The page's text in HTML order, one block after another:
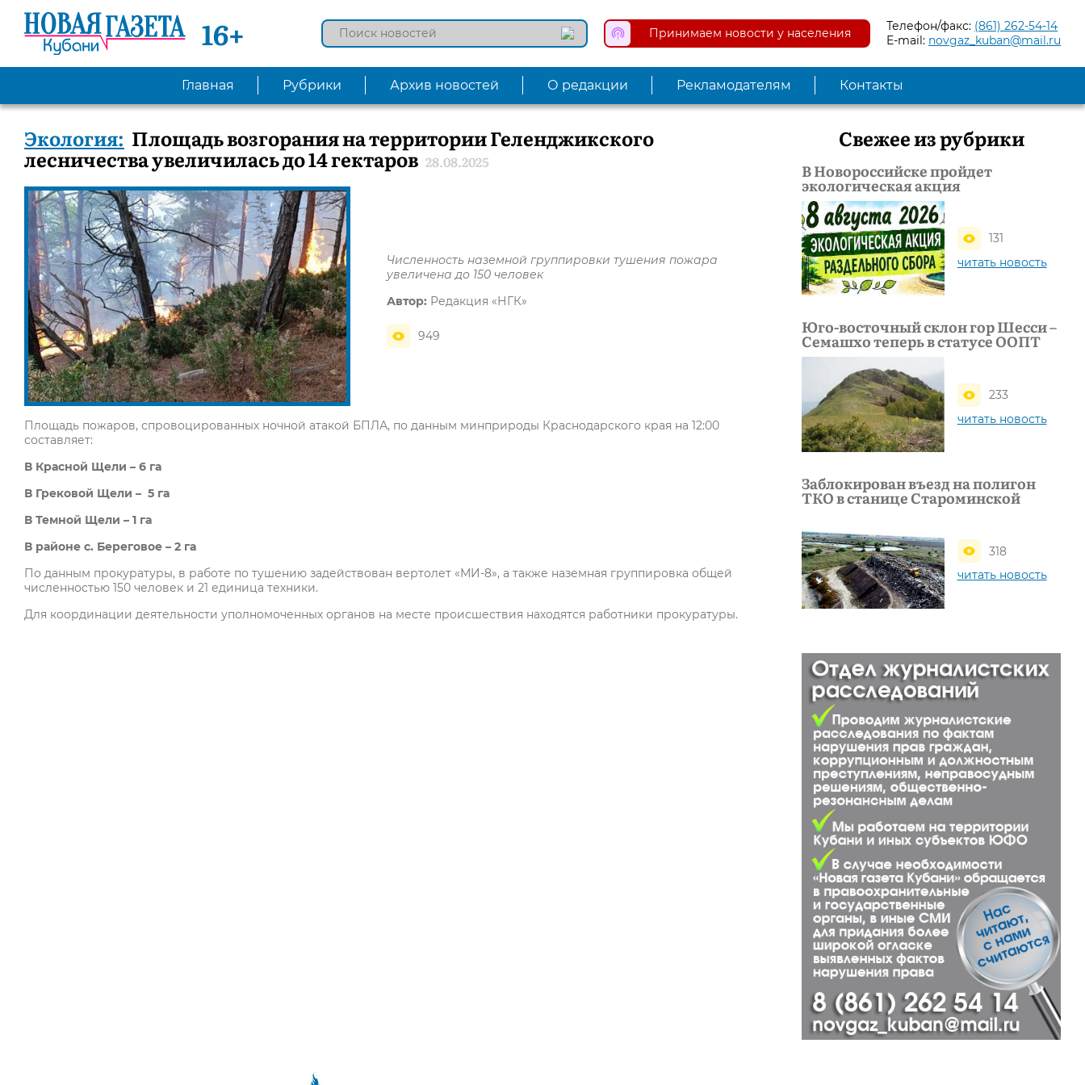
16+ Принимаем новости у населения Телефон/факс: (861) 262-54-14
E-mail: novgaz_kuban@mail.ru
Главная Рубрики Архив новостей О редакции Рекламодателям Контакты
Экология: Площадь возгорания на территории Геленджикского
лесничества увеличилась до 14 гектаров 28.08.2025
Численность наземной группировки тушения пожара
увеличена до 150 человек
Автор: Редакция «НГК»
949
Площадь пожаров, спровоцированных ночной атакой БПЛА, по данным минприроды Краснодарского края на 12:00
составляет:
В Красной Щели – 6 га
В Грековой Щели – 5 га
В Темной Щели – 1 га
В районе с. Береговое – 2 га
По данным прокуратуры, в работе по тушению задействован вертолет «МИ-8», а также наземная группировка общей
численностью 150 человек и 21 единица техники.
Для координации деятельности уполномоченных органов на месте происшествия находятся работники прокуратуры.
Свежее из рубрики
В Новороссийске пройдет
экологическая акция
131
читать новость
Юго-восточный склон гор Шесси –
Семашхо теперь в статусе ООПТ
233
читать новость
Заблокирован въезд на полигон
ТКО в станице Староминской
318
читать новость